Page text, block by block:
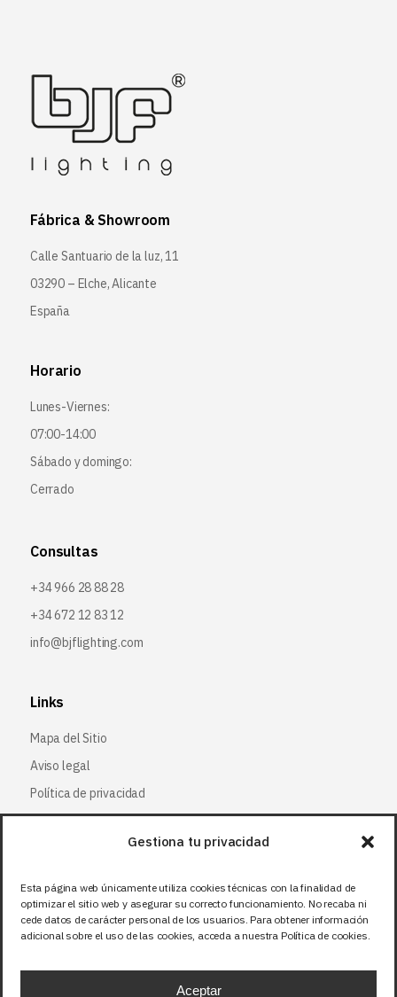
Gestiona tu privacidad
Esta página web únicamente utiliza cookies técnicas con la finalidad de
optimizar el sitio web y asegurar su correcto funcionamiento. No recaba ni
cede datos de carácter personal de los usuarios. Para obtener información
adicional sobre el uso de las cookies, acceda a nuestra Política de cookies.
Aceptar
Fábrica & Showroom
Calle Santuario de la luz, 11
03290 – Elche, Alicante
España
Horario
Lunes-Viernes:
07:00-14:00
Sábado y domingo:
Cerrado
Consultas
+34 966 28 88 28
+34 672 12 83 12
info@bjflighting.com
Links
Mapa del Sitio
Aviso legal
Política de privacidad
Política de cookies
Síguenos
Facebook
X (Twitter)
Instagram